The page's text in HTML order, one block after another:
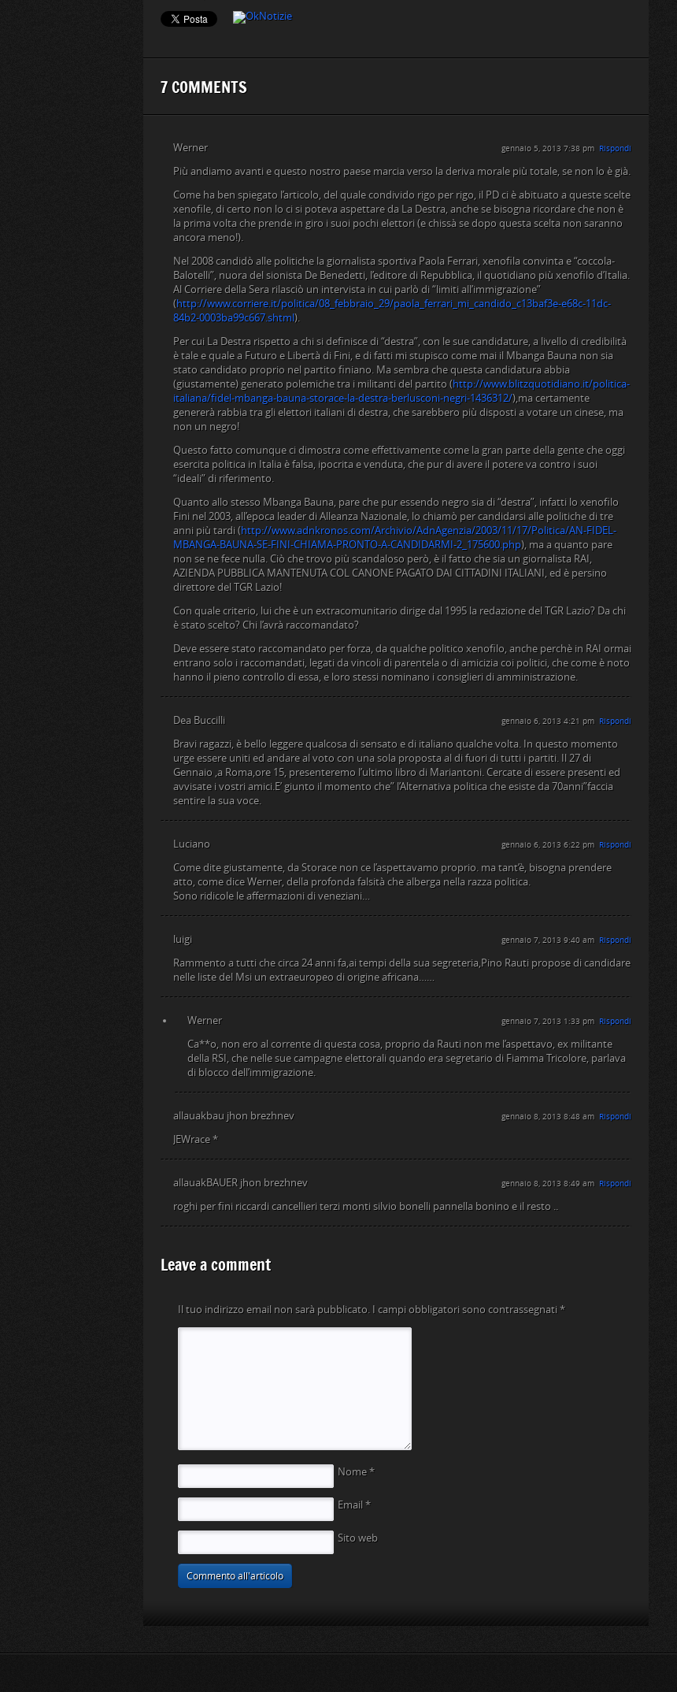
7 COMMENTS
Werner gennaio 5, 2013 7:38 pm Rispondi
Più andiamo avanti e questo nostro paese marcia verso la deriva morale più totale, se non lo è già.
Come ha ben spiegato l’articolo, del quale condivido rigo per rigo, il PD ci è abituato a queste scelte
xenofile, di certo non lo ci si poteva aspettare da La Destra, anche se bisogna ricordare che non è
la prima volta che prende in giro i suoi pochi elettori (e chissà se dopo questa scelta non saranno
ancora meno!).
Nel 2008 candidò alle politiche la giornalista sportiva Paola Ferrari, xenofila convinta e “coccola-
Balotelli”, nuora del sionista De Benedetti, l’editore di Repubblica, il quotidiano più xenofilo d’Italia.
Al Corriere della Sera rilasciò un intervista in cui parlò di “limiti all’immigrazione”
(http://www.corriere.it/politica/08_febbraio_29/paola_ferrari_mi_candido_c13baf3e-e68c-11dc-
84b2-0003ba99c667.shtml).
Per cui La Destra rispetto a chi si definisce di “destra”, con le sue candidature, a livello di credibilità
è tale e quale a Futuro e Libertà di Fini, e di fatti mi stupisco come mai il Mbanga Bauna non sia
stato candidato proprio nel partito finiano. Ma sembra che questa candidatura abbia
(giustamente) generato polemiche tra i militanti del partito (http://www.blitzquotidiano.it/politica-
italiana/fidel-mbanga-bauna-storace-la-destra-berlusconi-negri-1436312/),ma certamente
genererà rabbia tra gli elettori italiani di destra, che sarebbero più disposti a votare un cinese, ma
non un negro!
Questo fatto comunque ci dimostra come effettivamente come la gran parte della gente che oggi
esercita politica in Italia è falsa, ipocrita e venduta, che pur di avere il potere va contro i suoi
“ideali” di riferimento.
Quanto allo stesso Mbanga Bauna, pare che pur essendo negro sia di “destra”, infatti lo xenofilo
Fini nel 2003, all’epoca leader di Alleanza Nazionale, lo chiamò per candidarsi alle politiche di tre
anni più tardi (http://www.adnkronos.com/Archivio/AdnAgenzia/2003/11/17/Politica/AN-FIDEL-
MBANGA-BAUNA-SE-FINI-CHIAMA-PRONTO-A-CANDIDARMI-2_175600.php), ma a quanto pare
non se ne fece nulla. Ciò che trovo più scandaloso però, è il fatto che sia un giornalista RAI,
AZIENDA PUBBLICA MANTENUTA COL CANONE PAGATO DAI CITTADINI ITALIANI, ed è persino
direttore del TGR Lazio!
Con quale criterio, lui che è un extracomunitario dirige dal 1995 la redazione del TGR Lazio? Da chi
è stato scelto? Chi l’avrà raccomandato?
Deve essere stato raccomandato per forza, da qualche politico xenofilo, anche perchè in RAI ormai
entrano solo i raccomandati, legati da vincoli di parentela o di amicizia coi politici, che come è noto
hanno il pieno controllo di essa, e loro stessi nominano i consiglieri di amministrazione.
Dea Buccilli gennaio 6, 2013 4:21 pm Rispondi
Bravi ragazzi, è bello leggere qualcosa di sensato e di italiano qualche volta. In questo momento
urge essere uniti ed andare al voto con una sola proposta al di fuori di tutti i partiti. Il 27 di
Gennaio ,a Roma,ore 15, presenteremo l’ultimo libro di Mariantoni. Cercate di essere presenti ed
avvisate i vostri amici.E’ giunto il momento che” l’Alternativa politica che esiste da 70anni”faccia
sentire la sua voce.
Luciano gennaio 6, 2013 6:22 pm Rispondi
Come dite giustamente, da Storace non ce l’aspettavamo proprio. ma tant’è, bisogna prendere
atto, come dice Werner, della profonda falsità che alberga nella razza politica.
Sono ridicole le affermazioni di veneziani…
luigi gennaio 7, 2013 9:40 am Rispondi
Rammento a tutti che circa 24 anni fa,ai tempi della sua segreteria,Pino Rauti propose di candidare
nelle liste del Msi un extraeuropeo di origine africana……
Werner gennaio 7, 2013 1:33 pm Rispondi
Ca**o, non ero al corrente di questa cosa, proprio da Rauti non me l’aspettavo, ex militante
della RSI, che nelle sue campagne elettorali quando era segretario di Fiamma Tricolore, parlava
di blocco dell’immigrazione.
allauakbau jhon brezhnev gennaio 8, 2013 8:48 am Rispondi
JEWrace *
allauakBAUER jhon brezhnev gennaio 8, 2013 8:49 am Rispondi
roghi per fini riccardi cancellieri terzi monti silvio bonelli pannella bonino e il resto ..
Leave a comment
Il tuo indirizzo email non sarà pubblicato. I campi obbligatori sono contrassegnati *
Nome *
Email *
Sito web